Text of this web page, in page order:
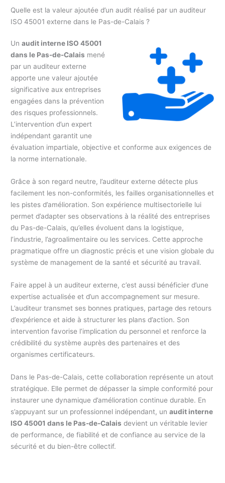
Quelle est la valeur ajoutée d’un audit réalisé par un auditeur
ISO 45001 externe dans le Pas-de-Calais ?
Unaudit interne ISO 45001
dans le Pas-de-Calais mené
par un auditeur externe
apporte une valeur ajoutée
significative aux entreprises
engagées dans la prévention
des risques professionnels.
L’intervention d’un expert
indépendant garantit une
évaluation impartiale, objective et conforme aux exigences de
la norme internationale.
Grâce à son regard neutre, l’auditeur externe détecte plus
facilement les non-conformités, les failles organisationnelles et
les pistes d’amélioration. Son expérience multisectorielle lui
permet d’adapter ses observations à la réalité des entreprises
du Pas-de-Calais, qu’elles évoluent dans la logistique,
l’industrie, l’agroalimentaire ou les services. Cette approche
pragmatique offre un diagnostic précis et une vision globale du
système de management de la santé et sécurité au travail.
Faire appel à un auditeur externe, c’est aussi bénéficier d’une
expertise actualisée et d’un accompagnement sur mesure.
L’auditeur transmet ses bonnes pratiques, partage des retours
d’expérience et aide à structurer les plans d’action. Son
intervention favorise l’implication du personnel et renforce la
crédibilité du système auprès des partenaires et des
organismes certificateurs.
Dans le Pas-de-Calais, cette collaboration représente un atout
stratégique. Elle permet de dépasser la simple conformité pour
instaurer une dynamique d’amélioration continue durable. En
s’appuyant sur un professionnel indépendant, unaudit interne
ISO 45001 dans le Pas-de-Calais devient un véritable levier
de performance, de fiabilité et de confiance au service de la
sécurité et du bien-être collectif.